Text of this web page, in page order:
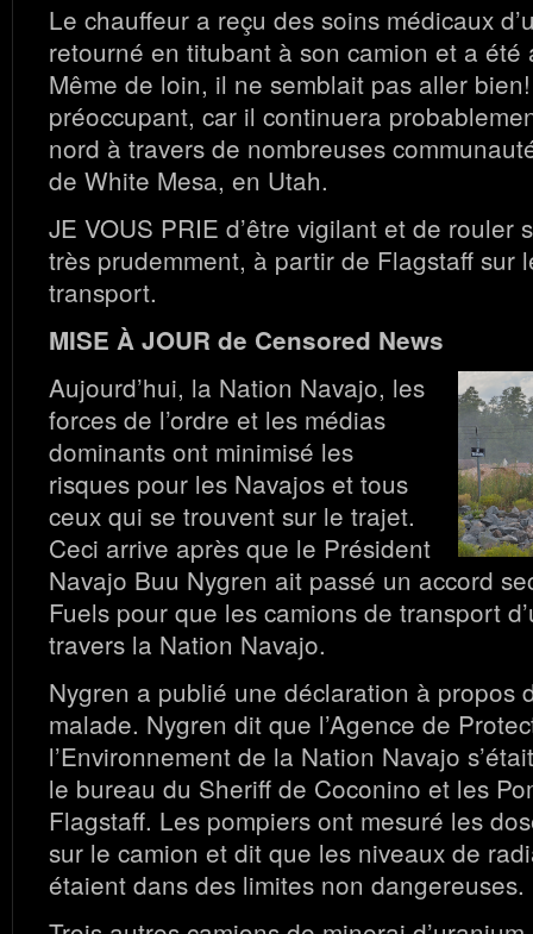
Le chauffeur a reçu des soins médicaux
retourné en titubant à son camion et a été
Même de loin, il ne semblait pas aller bien!
préoccupant, car il continuera
nord à travers de nombreuses
de White Mesa, en Utah.
JE VOUS PRIE d’être vigilant et de rouler
très prudemment, à partir de Flagstaff sur
transport.
MISE À JOUR de Censored News
Aujourd’hui, la Nation Navajo, les
forces de l’ordre et les médias
dominants ont minimisé les
risques pour les Navajos et tous
ceux qui se trouvent sur le trajet.
Ceci arrive après que le Président
Navajo Buu Nygren ait passé un accord
Fuels pour que les camions de transport
travers la Nation Navajo.
Nygren a publié une déclaration à propos
malade. Nygren dit que l’Agence de
l’Environnement de la Nation Navajo
le bureau du Sheriff de Coconino et les
Flagstaff. Les pompiers ont mesuré les
sur le camion et dit que les niveaux de
étaient dans des limites non dangereuses.